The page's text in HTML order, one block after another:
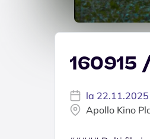
160915
la
Apollo Kino